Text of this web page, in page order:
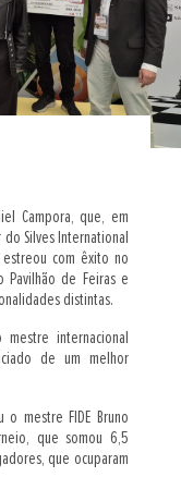
Campora, que, em
Silves International
estreou com êxito no
Pavilhão de Feiras e
distintas.
internacional
de um melhor
mestre FIDE Bruno
que somou 6,5
que ocuparam